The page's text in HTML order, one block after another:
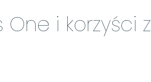
i korzyści z